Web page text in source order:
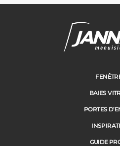
BAIES
PORTES
GUIDE